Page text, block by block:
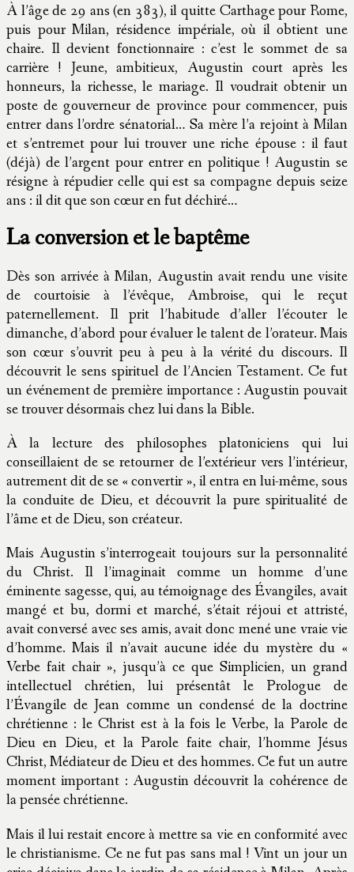
À l’âge de 29 ans (en 383), il quitte Carthage pour Rome,
puis pour Milan, résidence impériale, où il obtient une
chaire. Il devient fonctionnaire : c’est le sommet de sa
carrière ! Jeune, ambitieux, Augustin court après les
honneurs, la richesse, le mariage. Il voudrait obtenir un
poste de gouverneur de province pour commencer, puis
entrer dans l’ordre sénatorial… Sa mère l’a rejoint à Milan
et s’entremet pour lui trouver une riche épouse : il faut
(déjà) de l’argent pour entrer en politique ! Augustin se
résigne à répudier celle qui est sa compagne depuis seize
ans : il dit que son cœur en fut déchiré…
La conversion et le baptême
Dès son arrivée à Milan, Augustin avait rendu une visite
de courtoisie à l’évêque, Ambroise, qui le reçut
paternellement. Il prit l’habitude d’aller l’écouter le
dimanche, d’abord pour évaluer le talent de l’orateur. Mais
son cœur s’ouvrit peu à peu à la vérité du discours. Il
découvrit le sens spirituel de l’Ancien Testament. Ce fut
un événement de première importance : Augustin pouvait
se trouver désormais chez lui dans la Bible.
À la lecture des philosophes platoniciens qui lui
conseillaient de se retourner de l’extérieur vers l’intérieur,
autrement dit de se « convertir », il entra en lui-même, sous
la conduite de Dieu, et découvrit la pure spiritualité de
l’âme et de Dieu, son créateur.
Mais Augustin s’interrogeait toujours sur la personnalité
du Christ. Il l’imaginait comme un homme d’une
éminente sagesse, qui, au témoignage des Évangiles, avait
mangé et bu, dormi et marché, s’était réjoui et attristé,
avait conversé avec ses amis, avait donc mené une vraie vie
d’homme. Mais il n’avait aucune idée du mystère du «
Verbe fait chair », jusqu’à ce que Simplicien, un grand
intellectuel chrétien, lui présentât le Prologue de
l’Évangile de Jean comme un condensé de la doctrine
chrétienne : le Christ est à la fois le Verbe, la Parole de
Dieu en Dieu, et la Parole faite chair, l’homme Jésus
Christ, Médiateur de Dieu et des hommes. Ce fut un autre
moment important : Augustin découvrit la cohérence de
la pensée chrétienne.
Mais il lui restait encore à mettre sa vie en conformité avec
le christianisme. Ce ne fut pas sans mal ! Vint un jour un